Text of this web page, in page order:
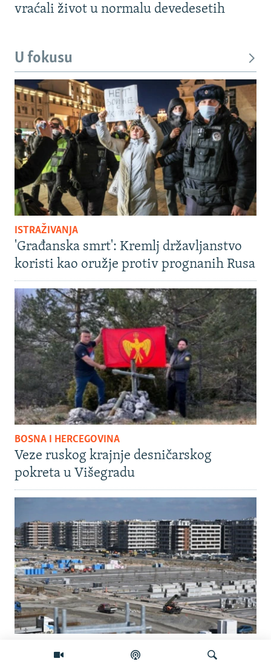
vraćali život u normalu devedesetih
U fokusu
ISTRAŽIVANJA
'Građanska smrt': Kremlj državljanstvo
koristi kao oružje protiv prognanih Rusa
BOSNA I HERCEGOVINA
Veze ruskog krajnje desničarskog
pokreta u Višegradu